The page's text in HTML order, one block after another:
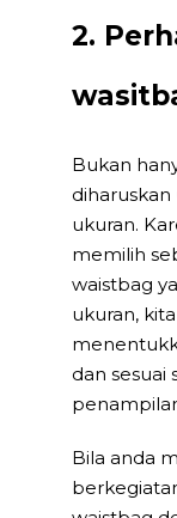
2.
Bukan
ukuran.
memilih
waistbag
ukuran,
dan
Bila anda